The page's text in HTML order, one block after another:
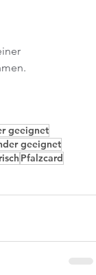
geeignet
geeignet
Pfalzcard